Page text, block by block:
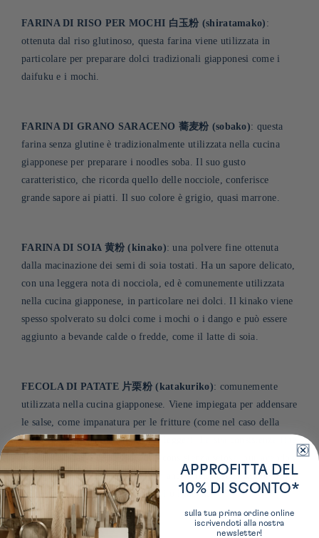
FARINA DI RISO PER MOCHI 白玉粉 (shiratamako) :
ottenuta dal riso glutinoso, questa farina viene utilizzata in
particolare per preparare dolci tradizionali giapponesi come i
daifuku e i mochi.
FARINA DI GRANO SARACENO 蕎麦粉 (sobako): questa
farina senza glutine è tradizionalmente utilizzata nella cucina
giapponese per preparare i noodles soba. Il suo gusto
caratteristico, che ricorda quello delle nocciole, conferisce
grande sapore ai piatti. Il suo colore è grigio, quasi marrone.
FARINA DI SOIA 黄粉 (kinako): una polvere fine ottenuta
dalla macinazione dei semi di soia tostati. Ha un sapore delicato,
con una leggera nota di nocciola, ed è comunemente utilizzata
nella cucina giapponese, in particolare nei dolci. Il kinako viene
spesso spolverato su dolci come i mochi o i dango e può essere
aggiunto a bevande calde o fredde, come il latte di soia.
FECOLA DI PATATE 片栗粉 (katakuriko): comunemente
utilizzata nella cucina giapponese. Viene impiegata per addensare
le salse, come impanatura per le fritture (come nel caso della
tempura) o per preparare impasti leggeri. La sua consistenza fine
e leggera conferisce ai piatti una consistenza setosa, pur avendo
un sapore neutro. Viene utilizzata anche nella preparazione di
dolci giapponesi, come il neri-kiri o i mochi .
APPROFITTA DEL
10% DI SCONTO*
sulla tua prima ordine online
iscrivendoti alla nostra
newsletter!